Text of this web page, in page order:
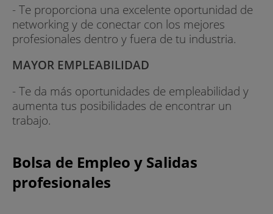
- Te proporciona una excelente oportunidad de
networking y de conectar con los mejores
profesionales dentro y fuera de tu industria.
MAYOR EMPLEABILIDAD
- Te da más oportunidades de empleabilidad y
aumenta tus posibilidades de encontrar un
trabajo.
Bolsa de Empleo y Salidas
profesionales